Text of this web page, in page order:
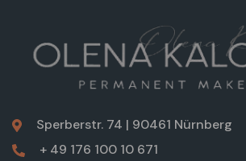
Sperberstr. 74 | 90461 Nürnberg
+ 49 176 100 10 671